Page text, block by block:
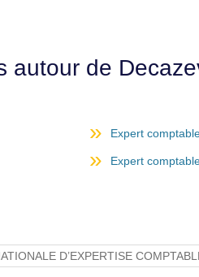
autour de
Expert
Expert
D’EXPERTISE